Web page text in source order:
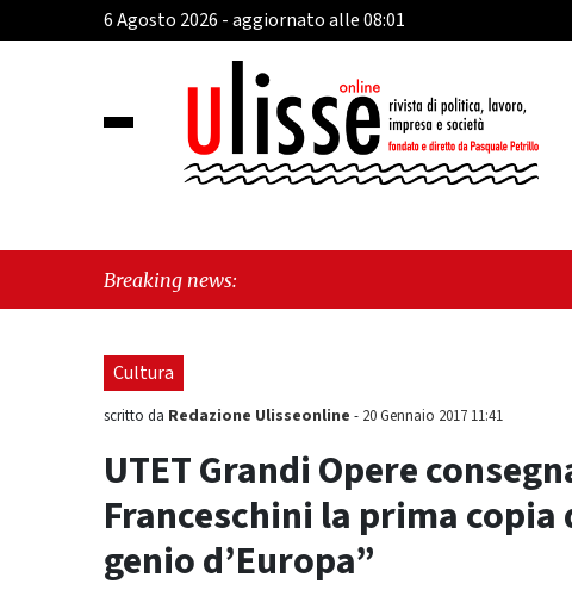
6 Agosto 2026 - aggiornato alle 08:01
Breaking news:
la gente"
Cultura
scritto da Redazione Ulisseonline - 20 Gennaio 2017 11:41
UTET Grandi Opere
Franceschini la prima
genio d’Europa”